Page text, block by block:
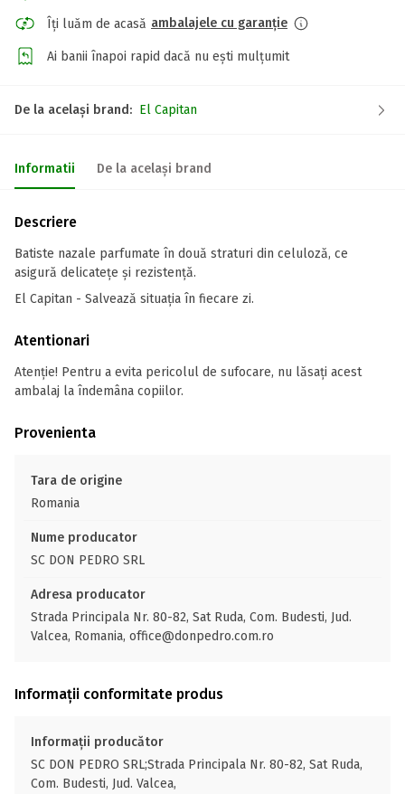
Îți luăm de acasă ambalajele cu garanție
Ai banii înapoi rapid dacă nu ești mulțumit
De la același brand: El Capitan
Informatii De la același brand
Descriere
Batiste nazale parfumate în două straturi din celuloză, ce
asigură delicatețe și rezistență.
El Capitan - Salvează situația în fiecare zi.
Atentionari
Atenție! Pentru a evita pericolul de sufocare, nu lăsați acest
ambalaj la îndemâna copiilor.
Provenienta
Tara de origine
Romania
Nume producator
SC DON PEDRO SRL
Adresa producator
Strada Principala Nr. 80-82, Sat Ruda, Com. Budesti, Jud.
Valcea, Romania, office@donpedro.com.ro
Informații conformitate produs
Informații producător
SC DON PEDRO SRL;Strada Principala Nr. 80-82, Sat Ruda,
Com. Budesti, Jud. Valcea,